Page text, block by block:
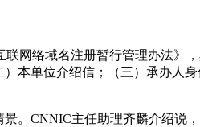
网络域名注册暂行管理办法》
本单位介绍信；（三）承办人
。CNNIC主任助理齐麟介绍